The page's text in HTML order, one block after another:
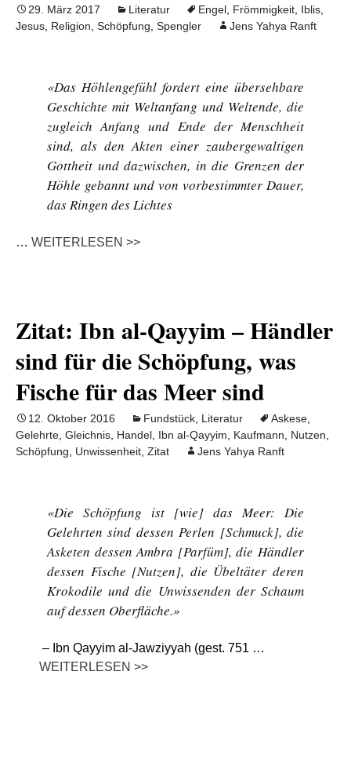
29. März 2017 Literatur Engel Frömmigkeit Iblis
Jesus Religion Schöpfung Spengler Jens Yahya Ranft
«Das Höhlengefühl fordert eine übersehbare
Geschichte mit Weltanfang und Weltende, die
zugleich Anfang und Ende der Menschheit
sind, als den Akten einer zaubergewaltigen
Gottheit und dazwischen, in die Grenzen der
Höhle gebannt und von vorbestimmter Dauer,
das Ringen des Lichtes
… WEITERLESEN >>
Zitat: Ibn al-Qayyim – Händler
sind für die Schöpfung, was
Fische für das Meer sind
12. Oktober 2016 Fundstück Literatur Askese
Gelehrte Gleichnis Handel Ibn al-Qayyim Kaufmann Nutzen
Schöpfung
Unwissenheit Zitat Jens Yahya Ranft
«Die Schöpfung ist [wie] das Meer: Die
Gelehrten sind dessen Perlen [Schmuck], die
Asketen dessen Ambra [Parfüm], die Händler
dessen Fische [Nutzen], die Übeltäter deren
Krokodile und die Unwissenden der Schaum
auf dessen Oberfläche.»
– Ibn Qayyim al-Jawziyyah (gest. 751 …
WEITERLESEN >>